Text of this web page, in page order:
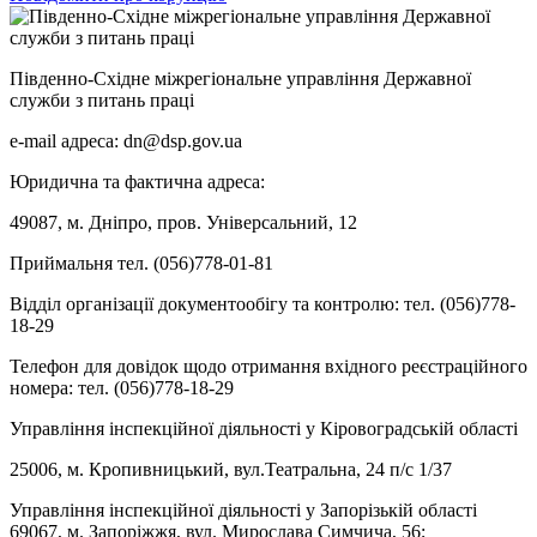
Південно-Східне міжрегіональне управління Державної
служби з питань праці
e-mail адреса: dn@dsp.gov.ua
Юридична та фактична адреса:
49087, м. Дніпро, пров. Універсальний, 12
Приймальня тел. (056)778-01-81
Відділ організації документообігу та контролю: тел. (056)778-
18-29
Телефон для довідок щодо отримання вхідного реєстраційного
номера: тел. (056)778-18-29
Управління інспекційної діяльності у Кіровоградській області
25006, м. Кропивницький, вул.Театральна, 24 п/с 1/37
Управління інспекційної діяльності у Запорізькій області
69067, м. Запоріжжя, вул. Мирослава Симчича, 56;